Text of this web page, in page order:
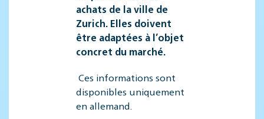
achats de la ville de
Zurich. Elles doivent
être adaptées à l’objet
concret du marché.
Ces informations sont
disponibles uniquement
en allemand.